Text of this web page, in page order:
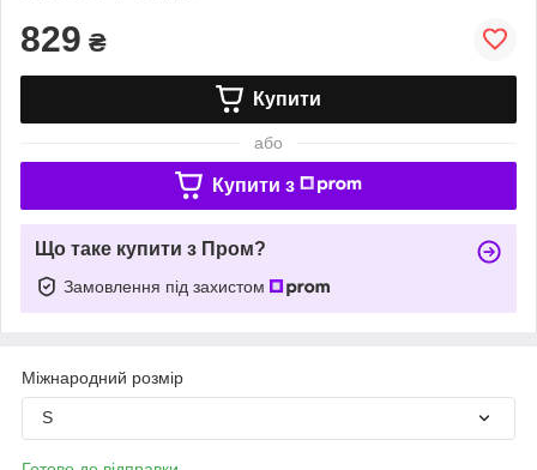
829 ₴
Купити
або
Купити з
Що таке купити з Пром?
Замовлення під захистом
Міжнародний розмір
S